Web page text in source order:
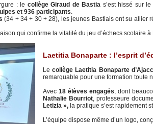
: le collège Giraud de Bastia s’est hissé sur le
et 936 participants.
(34 + 34 + 30 + 28), les jeunes Bastiais ont su allier
qui confirme la vitalité du jeu d’échecs scolaire
Laetitia Bonaparte : l’esprit
Lecollège Laetitia Bonaparte
remarquable pour une formation toute
Avec18 élèves engagés, dont
Nathalie Bourriot, professeure
Letizia »,la pratique s’est rapidement
L’équipe dispose même d’un logo,